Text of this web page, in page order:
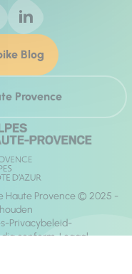
Blog
Provence
Haute Provence © 2025 -
Privacybeleid
conform Legaal